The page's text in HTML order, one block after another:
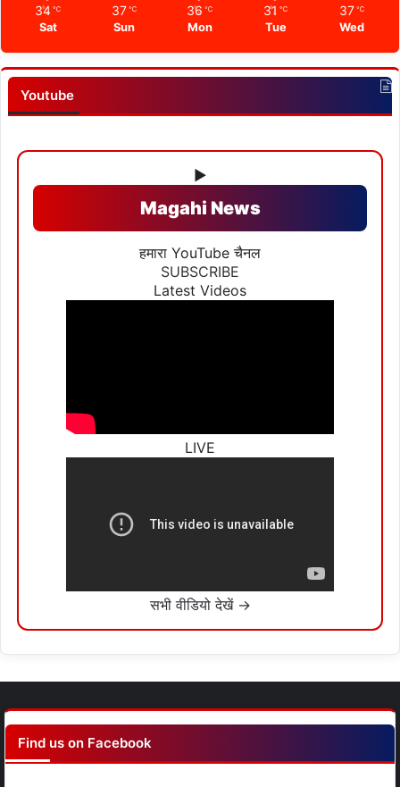
34 ℃
Sat
37 ℃
Sun
36 ℃
Mon
31 ℃
Tue
37 ℃
Wed
Youtube
▶
Magahi News
हमारा YouTube चैनल
SUBSCRIBE
Latest Videos
LIVE
सभी वीडियो देखें →
Find us on Facebook